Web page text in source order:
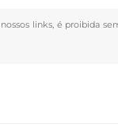
links, é proibida